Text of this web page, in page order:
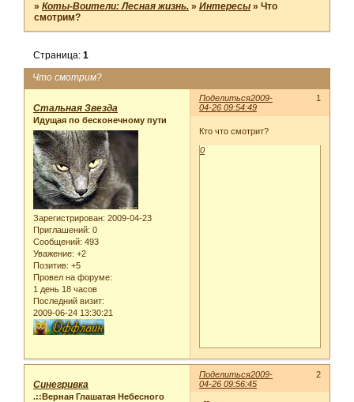
»Коты-Воители: Лесная жизнь. »Интересы »Что
смотрим?
Что смотрим?
Страница:1
Поделиться 1
2009-
04-26 09:54:49
Стальная Звезда
Идущая по бесконечному пути
Зарегистрирован: 2009-04-23
Приглашений: 0
Сообщений: 493
Уважение: +2
Позитив: +5
Провел на форуме:
1 день 18 часов
Последний визит:
2009-06-24 13:30:21
Кто что смотрит?
0
Поделиться 2
2009-
04-26 09:56:45
Синегривка
.::Верная Глашатая Небесного